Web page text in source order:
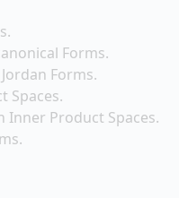
Forms.
Forms.
Spaces.
Inner Product Spaces.